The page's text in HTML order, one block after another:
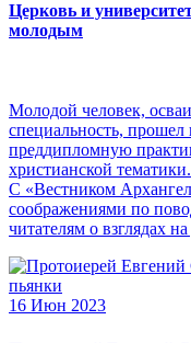
Церковь и
молодым
Молодой человек,
специальность, прошел
преддипломную
христианской тематики.
С «Вестником
соображениями по
читателям о взглядах
16 Июн 2023